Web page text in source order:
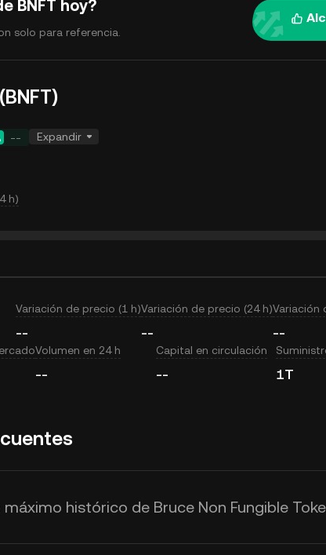
BNFT hoy?
solo para referencia.
-- Expandir
h)
Variación de precio (1 h)
--
Variación de precio (24 h)
--
Variación
--
Volumen en 24 h
--
Capital en circulación
-- 1T
histórico de Bruce Non Fungible